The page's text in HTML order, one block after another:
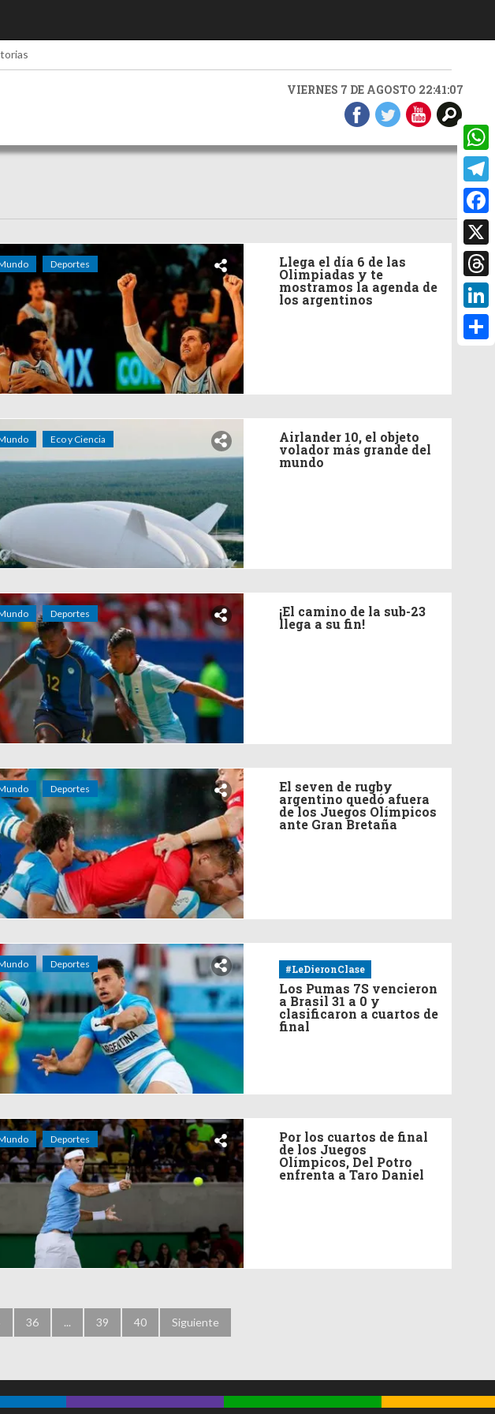
VIERNES 7 DE AGOSTO 22:41:07
Deportes Llega el día 6 de las
Olimpiadas y te
mostramos la agenda de
los argentinos
Eco y Ciencia Airlander 10, el objeto
volador más grande del
mundo
Deportes ¡El camino de la sub-23
llega a su fin!
Deportes El seven de rugby
argentino quedó afuera
de los Juegos Olímpicos
ante Gran Bretaña
Deportes #LeDieronClase
Los Pumas 7S vencieron
a Brasil 31 a 0 y
clasificaron a cuartos de
final
Deportes Por los cuartos de final
de los Juegos
Olímpicos, Del Potro
enfrenta a Taro Daniel
36 ... 39 40 Siguiente
X